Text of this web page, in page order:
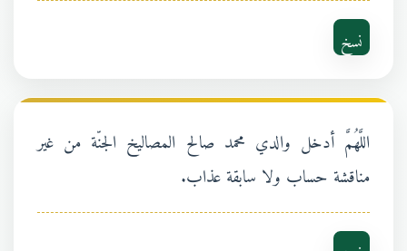
نسخ
اللَّهُمَّ أدخل والدي محمد صالح المصاليخ الجنّة من غير
مناقشة حساب ولا سابقة عذاب.